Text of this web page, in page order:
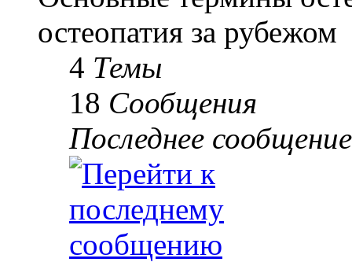
остеопатия за рубежом
4 Темы
18 Сообщения
Последнее сообщение